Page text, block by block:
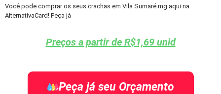
Você pode comprar os seus crachas em Vila Sumaré mg aqui na
AlternativaCard! Peça já
Preços a partir de R$1,69 unid
Peça já seu Orçamento